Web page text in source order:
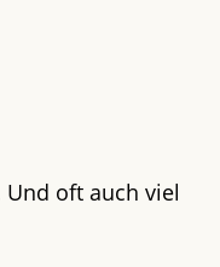
oft auch viel